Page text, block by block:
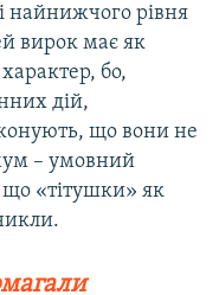
найнижчого рівня
вирок має як
бо,
дій,
що вони не
– умовний
«тітушки» як